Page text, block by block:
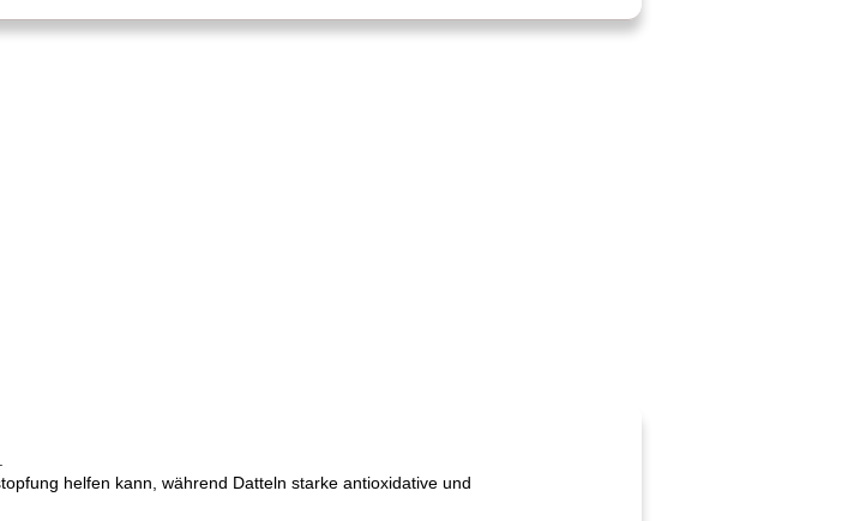
helfen kann, während Datteln starke antioxidative und